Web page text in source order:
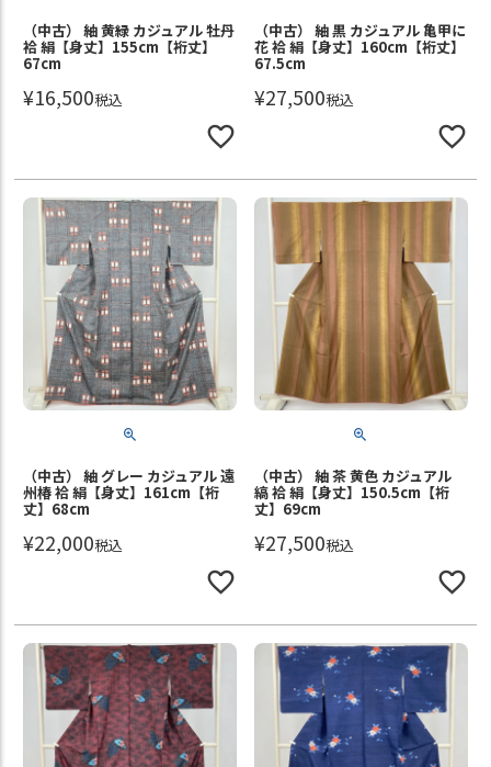
（中古） 紬 黄緑 カジュアル 牡丹
袷 絹【身丈】155cm【裄丈】
67cm
¥16,500税込
（中古） 紬 黒 カジュアル 亀甲に
花 袷 絹【身丈】160cm【裄丈】
67.5cm
¥27,500税込
（中古） 紬 グレー カジュアル 遠
州椿 袷 絹【身丈】161cm【裄
丈】68cm
¥22,000税込
（中古） 紬 茶 黄色 カジュアル
縞 袷 絹【身丈】150.5cm【裄
丈】69cm
¥27,500税込